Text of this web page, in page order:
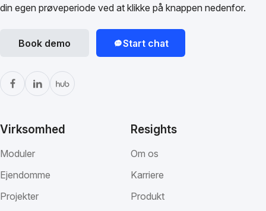
din egen prøveperiode ved at klikke på knappen nedenfor.
Book demo Start chat
Virksomhed
Moduler
Ejendomme
Projekter
Resights
Om os
Karriere
Produkt